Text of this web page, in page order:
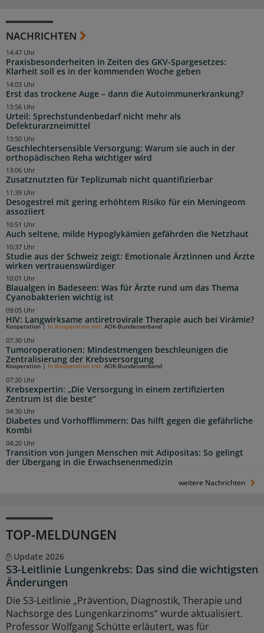
NACHRICHTEN
Praxisbesonderheiten in Zeiten des GKV-Spargesetzes:
Klarheit soll es in der kommenden Woche geben
14:47 Uhr
Erst das trockene Auge – dann die Autoimmunerkrankung?
14:03 Uhr
Urteil: Sprechstundenbedarf nicht mehr als
Defekturarzneimittel
13:56 Uhr
Geschlechtersensible Versorgung: Warum sie auch in der
orthopädischen Reha wichtiger wird
13:50 Uhr
Zusatznutzten für Teplizumab nicht quantifizierbar
13:06 Uhr
Desogestrel mit gering erhöhtem Risiko für ein Meningeom
assoziiert
11:39 Uhr
Auch seltene, milde Hypoglykämien gefährden die Netzhaut
10:51 Uhr
Studie aus der Schweiz zeigt: Emotionale Ärztinnen und Ärzte
wirken vertrauenswürdiger
10:37 Uhr
Blaualgen in Badeseen: Was für Ärzte rund um das Thema
Cyanobakterien wichtig ist
10:01 Uhr
HIV: Langwirksame antiretrovirale Therapie auch bei Virämie?
09:05 Uhr
Tumoroperationen: Mindestmengen beschleunigen die
Zentralisierung der Krebsversorgung
Kooperation| In Kooperation mit: AOK-Bundesverband
07:30 Uhr
Krebsexpertin: „Die Versorgung in einem zertifizierten
Zentrum ist die beste“
Kooperation | In Kooperation mit: AOK-Bundesverband
07:20 Uhr
Diabetes und Vorhofflimmern: Das hilft gegen die gefährliche
Kombi
04:30 Uhr
Transition von jungen Menschen mit Adipositas: So gelingt
der Übergang in die Erwachsenenmedizin
04:20 Uhr
weitere Nachrichten
TOP-MELDUNGEN
Update 2026
S3-Leitlinie Lungenkrebs: Das sind die wichtigsten
Änderungen
Die S3-Leitlinie „Prävention, Diagnostik, Therapie und
Nachsorge des Lungenkarzinoms“ wurde aktualisiert.
Professor Wolfgang Schütte erläutert, was für